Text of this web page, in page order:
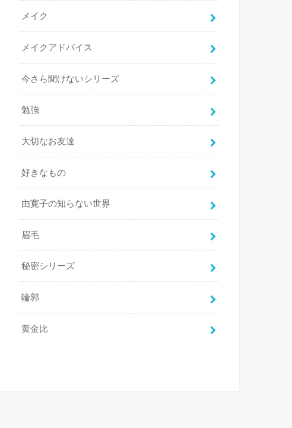
メイク
メイクアドバイス
今さら聞けないシリーズ
勉強
大切なお友達
好きなもの
由寛子の知らない世界
眉毛
秘密シリーズ
輪郭
黄金比